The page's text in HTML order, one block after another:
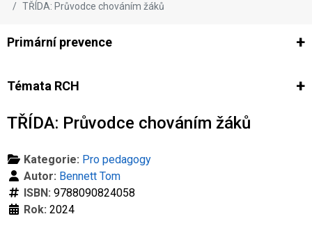
TŘÍDA: Průvodce chováním žáků
Primární prevence
Ze světa prevence
Témata RCH
Co je rizikové chování (RCH) Agrese a šikana Závislostní
TŘÍDA: Průvodce chováním žáků
Kategorie: Pro pedagogy
Autor: Bennett Tom
ISBN: 9788090824058
Rok: 2024